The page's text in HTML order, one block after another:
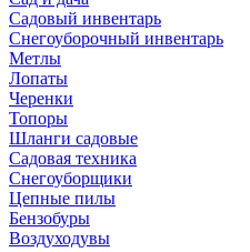
Садовый инвентарь
Снегоуборочный инвентарь
Метлы
Лопаты
Черенки
Топоры
Шланги садовые
Садовая техника
Снегоуборщики
Цепные пилы
Бензобуры
Воздуходувы